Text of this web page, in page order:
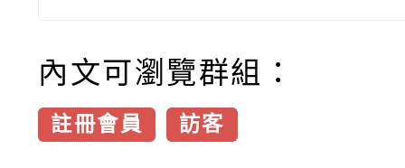
內文可瀏覽群組：
註冊會員 訪客